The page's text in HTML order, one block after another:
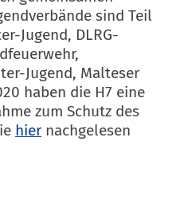
sind Teil
Jugend, DLRG-
Jugend, Malteser
haben die H7 eine
zum Schutz des
hiernachgelesen